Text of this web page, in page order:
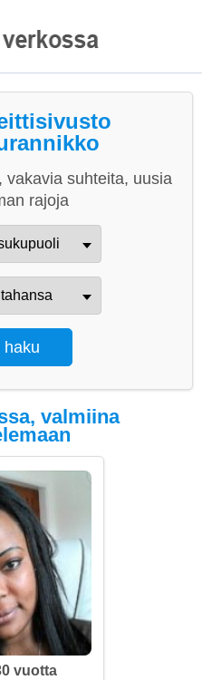
vakavia suhteita, uusia
rajoja
valmiina
vuotta